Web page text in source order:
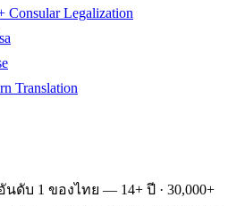
Consular Legalization
Translation
ดับ 1 ของไทย — 14+ ปี · 30,000+